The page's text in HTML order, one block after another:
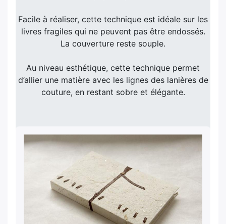
Facile à réaliser, cette technique est idéale sur les
livres fragiles qui ne peuvent pas être endossés.
La couverture reste souple.
Au niveau esthétique, cette technique permet
d’allier une matière avec les lignes des lanières de
couture, en restant sobre et élégante.